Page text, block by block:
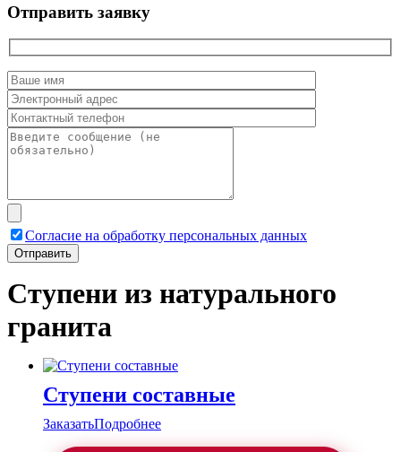
Отправить заявку
Согласие на обработку персональных данных
Ступени из натурального
гранита
Ступени составные
ЗаказатьПодробнее